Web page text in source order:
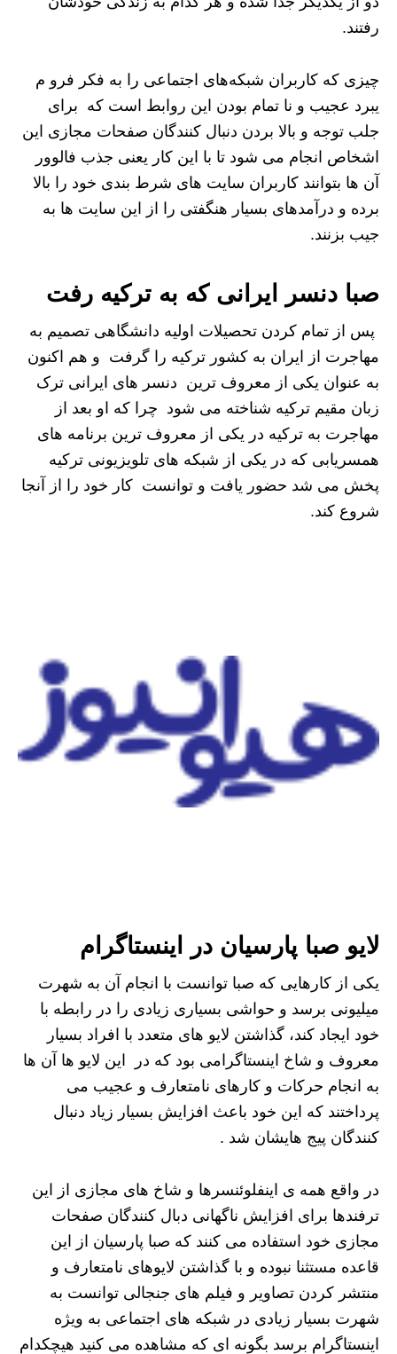
رفتند.
چیزی که کاربران شبکه‌های اجتماعی را به فکر فرو م
یبرد عجیب و نا تمام بودن این روابط است که برای
جلب توجه و بالا بردن دنبال کنندگان صفحات مجازی این
اشخاص انجام می شود تا با این کار یعنی جذب فالوور
آن ها بتوانند کاربران سایت های شرط بندی خود را بالا
برده و درآمدهای بسیار هنگفتی را از این سایت ها به
جیب بزنند.
صبا دنسر ایرانی که به ترکیه رفت
پس از تمام کردن تحصیلات اولیه دانشگاهی تصمیم به
مهاجرت از ایران به کشور ترکیه را گرفت و هم اکنون
به عنوان یکی از معروف ترین دنسر های ایرانی ترک
زبان مقیم ترکیه شناخته می شود چرا که او بعد از
مهاجرت به ترکیه در یکی از معروف ترین برنامه های
همسریابی که در یکی از شبکه های تلویزیونی ترکیه
پخش می شد حضور یافت و توانست کار خود را از آنجا
شروع کند.
لایو صبا پارسیان در اینستاگرام
یکی از کارهایی که صبا توانست با انجام آن به شهرت
میلیونی برسد و حواشی بسیاری زیادی را در رابطه با
خود ایجاد کند، گذاشتن لایو های متعدد با افراد بسیار
معروف و شاخ اینستاگرامی بود که در این لایو ها آن ها
به انجام حرکات و کارهای نامتعارف و عجیب می
پرداختند که این خود باعث افزایش بسیار زیاد دنبال
کنندگان پیج هایشان شد .
در واقع همه ی اینفلوئنسرها و شاخ های مجازی از این
ترفندها برای افزایش ناگهانی دبال‌ کنندگان صفحات
مجازی خود استفاده می کنند که صبا پارسیان از این
قاعده مستثنا نبوده و با گذاشتن لایوهای نامتعارف و
منتشر کردن تصاویر و فیلم های جنجالی توانست به
شهرت بسیار زیادی در شبکه های اجتماعی به ویژه
اینستاگرام برسد بگونه ای که مشاهده می کنید هیچکدام